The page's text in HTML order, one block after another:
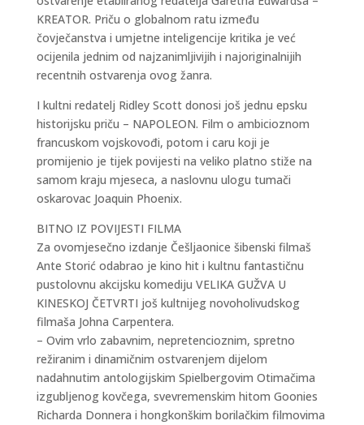
KREATOR. Priču o globalnom ratu između
čovječanstva i umjetne inteligencije kritika je već
ocijenila jednim od najzanimljivijih i najoriginalnijih
recentnih ostvarenja ovog žanra.
I kultni redatelj Ridley Scott donosi još jednu epsku
historijsku priču – NAPOLEON. Film o ambicioznom
francuskom vojskovođi, potom i caru koji je
promijenio je tijek povijesti na veliko platno stiže na
samom kraju mjeseca, a naslovnu ulogu tumači
oskarovac Joaquin Phoenix.
BITNO IZ POVIJESTI FILMA
Za ovomjesečno izdanje Češljaonice šibenski filmaš
Ante Storić odabrao je kino hit i kultnu fantastičnu
pustolovnu akcijsku komediju VELIKA GUŽVA U
KINESKOJ ČETVRTI još kultnijeg novoholivudskog
filmaša Johna Carpentera.
– Ovim vrlo zabavnim, nepretencioznim, spretno
režiranim i dinamičnim ostvarenjem dijelom
nadahnutim antologijskim Spielbergovim Otimačima
izgubljenog kovčega, svevremenskim hitom Goonies
Richarda Donnera i hongkonškim borilačkim filmovima